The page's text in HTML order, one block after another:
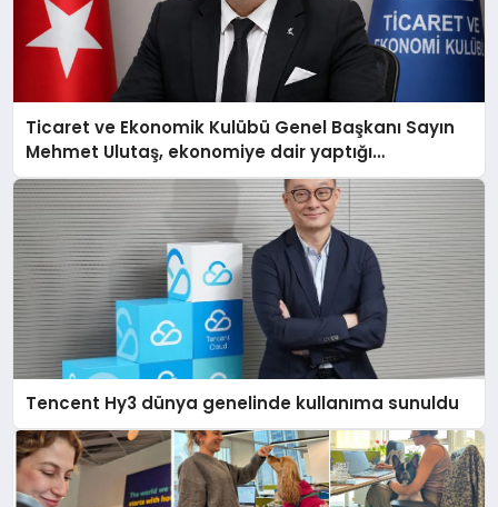
Ticaret ve Ekonomik Kulübü Genel Başkanı Sayın
Mehmet Ulutaş, ekonomiye dair yaptığı
açıklamada şunları kaydetti:
Tencent Hy3 dünya genelinde kullanıma sunuldu